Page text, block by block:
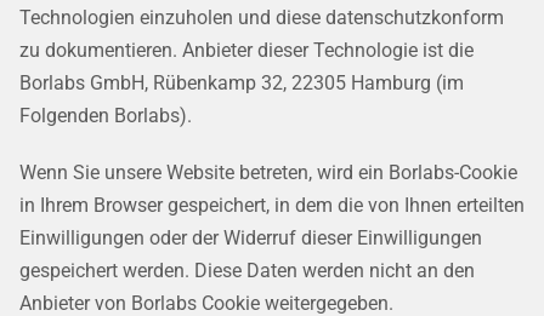
Technologien einzuholen und diese datenschutzkonform
zu dokumentieren. Anbieter dieser Technologie ist die
Borlabs GmbH, Rübenkamp 32, 22305 Hamburg (im
Folgenden Borlabs).
Wenn Sie unsere Website betreten, wird ein Borlabs-Cookie
in Ihrem Browser gespeichert, in dem die von Ihnen erteilten
Einwilligungen oder der Widerruf dieser Einwilligungen
gespeichert werden. Diese Daten werden nicht an den
Anbieter von Borlabs Cookie weitergegeben.